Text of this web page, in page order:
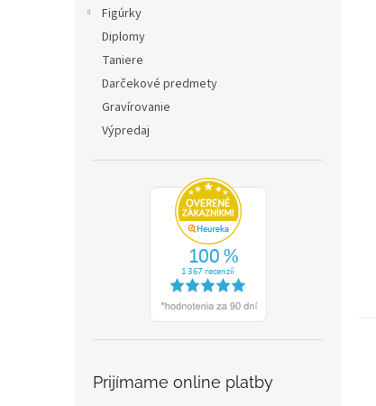
Figúrky
Diplomy
Taniere
Darčekové predmety
Gravírovanie
Výpredaj
Prijímame online platby